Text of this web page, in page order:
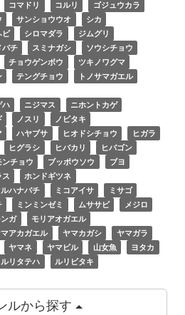
コマドリ コルリ
ゴジュウカラ
サンショウウオ
シカ
ビ シロマダラ
ジムグリ
バチ スミナガシ
ソウシチョウ
チョウゲンボウ
ツキノワグマ
テングチョウ
トノサマガエル
ハ ニジマス
ニホントカゲ
ノスリ
ノビタキ
ハヤブサ ヒオドシチョウ
ヒガラ
ヒグラシ ヒバカリ
ヒバゴン
ンチョウ ブッポウソウ
ブヨ
ホンドギツネ
ハナバチ ミコアイサ
ミサゴ
ミンミンゼミ ムササビ
メジロ
ガ
モリアオガエル
アカガエル ヤマカガシ
ヤマガラ
ヤマネ ヤマビル 山女魚
ヨタカ
ルリタテハ ルリビタキ
ルから探す